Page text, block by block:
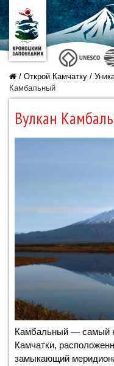
/ Открой Камчатку /
Камбальный
Вулкан
Камбальный — самый
Камчатки,
замыкающий